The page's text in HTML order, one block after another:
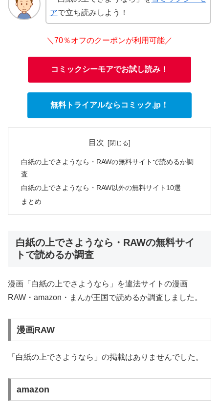
アで立ち読みしよう！
＼70％オフのクーポンが利用可能／
コミックシーモアでお試し読み！
無料トライアルならコミック.jp！
目次
白紙の上でさようなら・RAWの無料サイトで読めるか調
査
白紙の上でさようなら・RAW以外の無料サイト10選
まとめ
白紙の上でさようなら・RAWの無料サイ
トで読めるか調査
漫画「白紙の上でさようなら」を違法サイトの漫画
RAW・amazon・まんが王国で読めるか調査しました。
漫画RAW
「白紙の上でさようなら」の掲載はありませんでした。
amazon